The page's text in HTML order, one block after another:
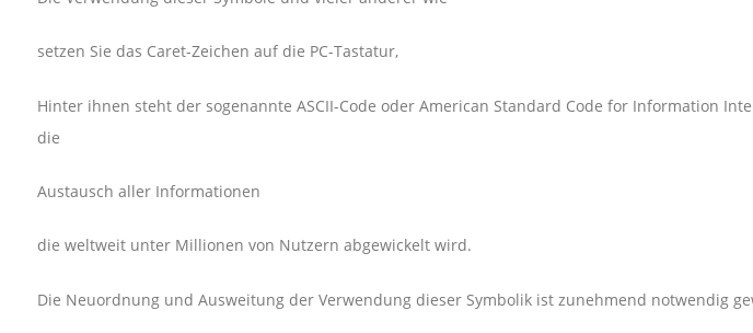
setzen Sie das Caret-Zeichen auf die PC-Tastatur,
Hinter ihnen steht der sogenannte ASCII-Code oder American Standard Code for Information
die
Austausch aller Informationen
die weltweit unter Millionen von Nutzern abgewickelt wird.
Die Neuordnung und Ausweitung der Verwendung dieser Symbolik ist zunehmend notwendig